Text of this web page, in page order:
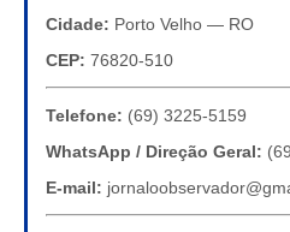
Cidade: Porto Velho — RO
CEP: 76820-510
Telefone: (69) 3225-5159
WhatsApp / Direção Geral:
E-mail: